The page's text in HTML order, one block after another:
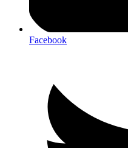
Facebook